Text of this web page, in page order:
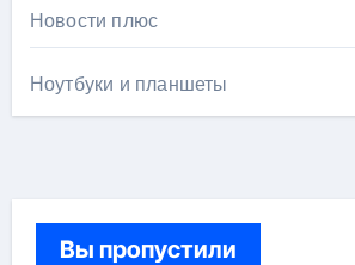
Новости плюс
Ноутбуки и планшеты
Вы пропустили